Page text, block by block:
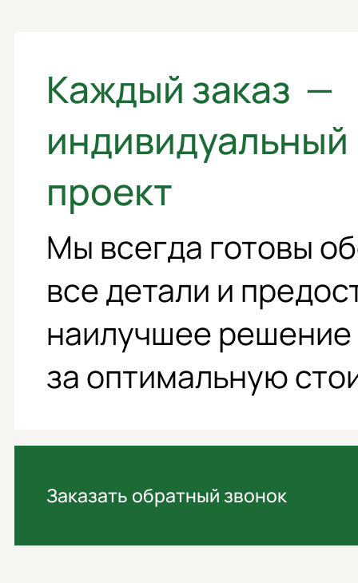
Каждый заказ —
индивидуальный
проект
Мы всегда готовы
все детали и
наилучшее решение
за оптимальную
Заказать обратный звонок